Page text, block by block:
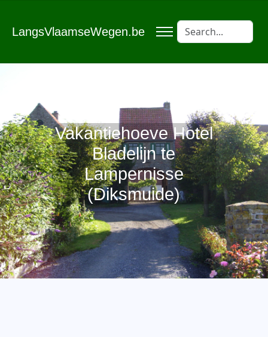
LangsVlaamseWegen.be
Vakantiehoeve Hotel
Bladelijn te
Lampernisse
(Diksmuide)